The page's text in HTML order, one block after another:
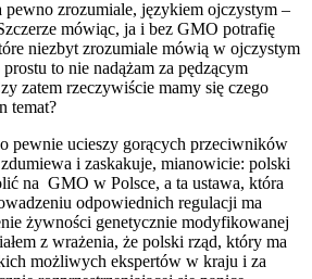
pewno zrozumiale, językiem ojczystym –
mówiąc, ja i bez GMO potrafię
niezbyt zrozumiale mówią w ojczystym
to nie nadążam za pędzącym
zatem rzeczywiście mamy się czego
temat?
pewnie ucieszy gorących przeciwników
i zaskakuje, mianowicie: polski
na GMO w Polsce, a ta ustawa, która
odpowiednich regulacji ma
żywności genetycznie modyfikowanej
z wrażenia, że polski rząd, który ma
możliwych ekspertów w kraju i za